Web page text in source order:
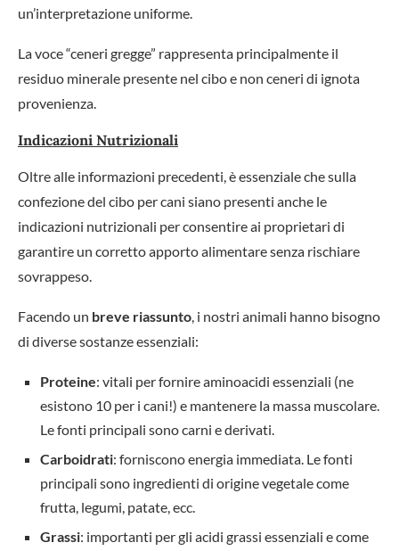
un’interpretazione uniforme.
La voce “ceneri gregge” rappresenta principalmente il
residuo minerale presente nel cibo e non ceneri di ignota
provenienza.
Indicazioni Nutrizionali
Oltre alle informazioni precedenti, è essenziale che sulla
confezione del cibo per cani siano presenti anche le
indicazioni nutrizionali per consentire ai proprietari di
garantire un corretto apporto alimentare senza rischiare
sovrappeso.
Facendo un breve riassunto, i nostri animali hanno bisogno
di diverse sostanze essenziali:
Proteine: vitali per fornire aminoacidi essenziali (ne
esistono 10 per i cani!) e mantenere la massa muscolare.
Le fonti principali sono carni e derivati.
Carboidrati: forniscono energia immediata. Le fonti
principali sono ingredienti di origine vegetale come
frutta, legumi, patate, ecc.
Grassi: importanti per gli acidi grassi essenziali e come